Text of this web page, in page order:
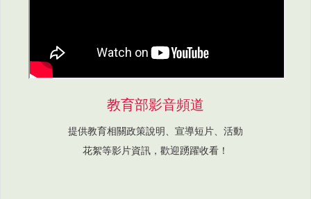
教育部影音頻道
提供教育相關政策說明、宣導短片、活動
花絮等影片資訊，歡迎踴躍收看！